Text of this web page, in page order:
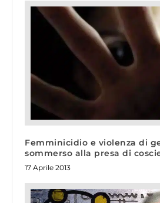
Femminicidio e violenza di
sommerso alla presa di
17 Aprile 2013